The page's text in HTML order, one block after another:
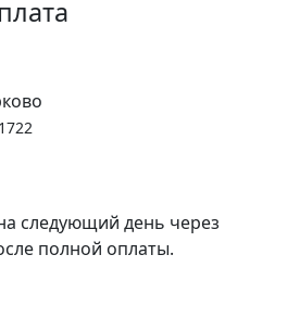
следующий день через
полной оплаты.